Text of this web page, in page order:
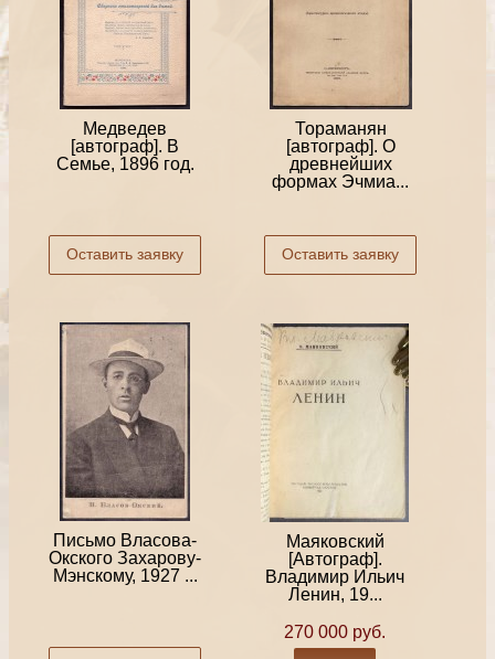
Медведев
[автограф]. В
Семье, 1896 год.
Оставить заявку
Тораманян
[автограф]. О
древнейших
формах Эчмиа...
Оставить заявку
Письмо Власова-
Окского Захарову-
Мэнскому, 1927 ...
Маяковский
[Автограф].
Владимир Ильич
Ленин, 19...
270 000 руб.